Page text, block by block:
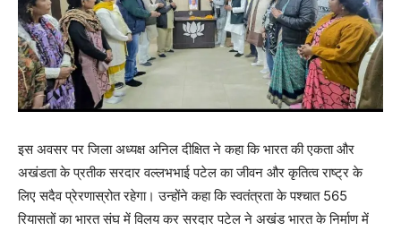
इस अवसर पर जिला अध्यक्ष अनिल दीक्षित ने कहा कि भारत की एकता और
अखंडता के प्रतीक सरदार वल्लभभाई पटेल का जीवन और कृतित्व राष्ट्र के
लिए सदैव प्रेरणास्रोत रहेगा। उन्होंने कहा कि स्वतंत्रता के पश्चात 565
रियासतों का भारत संघ में विलय कर सरदार पटेल ने अखंड भारत के निर्माण में